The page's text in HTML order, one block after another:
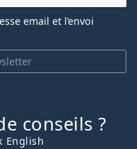
email et l’envoi
conseils ?
English